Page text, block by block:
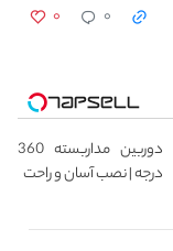
۰ ۰
دوربین مداربسته 360
درجه | نصب آسان و راحت